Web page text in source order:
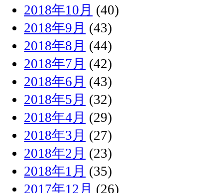
2018年10月 (40)
2018年9月 (43)
2018年8月 (44)
2018年7月 (42)
2018年6月 (43)
2018年5月 (32)
2018年4月 (29)
2018年3月 (27)
2018年2月 (23)
2018年1月 (35)
2017年12月 (26)